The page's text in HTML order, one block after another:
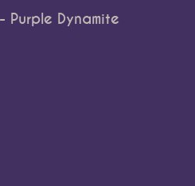
Purple Dynamite